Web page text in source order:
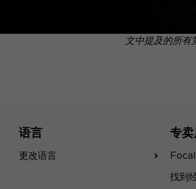
文中提及的所有
语言
更改语言
专
找到